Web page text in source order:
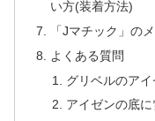
い方(装着方法)
「Jマチック」の
よくある質問
グリベルのア
アイゼンの底